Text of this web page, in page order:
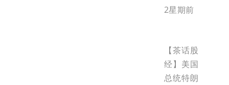
2星期前
【茶话股
经】美国
总统特朗